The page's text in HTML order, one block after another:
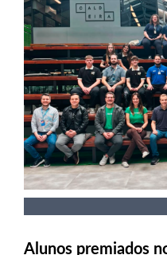
Alunos premiados